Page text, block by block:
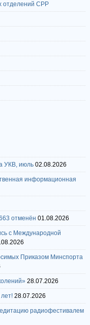
отделений СРР
УКВ, июль 02.08.2026
информационная
отменён 01.08.2026
с Международной
Приказом Минспорта
28.07.2026
28.07.2026
радиофестивалем